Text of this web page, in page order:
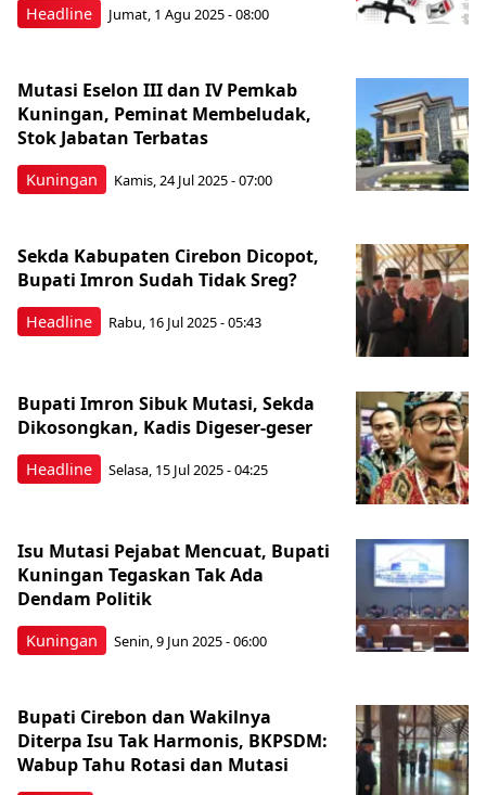
Headline Jumat, 1 Agu 2025 - 08:00
Kuningan
Mutasi Eselon III dan IV Pemkab
Kuningan, Peminat Membeludak,
Stok Jabatan Terbatas
Kamis, 24 Jul 2025 - 07:00
Headline
Sekda Kabupaten Cirebon Dicopot,
Bupati Imron Sudah Tidak Sreg?
Rabu, 16 Jul 2025 - 05:43
Headline
Bupati Imron Sibuk Mutasi, Sekda
Dikosongkan, Kadis Digeser-geser
Selasa, 15 Jul 2025 - 04:25
Kuningan
Isu Mutasi Pejabat Mencuat, Bupati
Kuningan Tegaskan Tak Ada
Dendam Politik
Senin, 9 Jun 2025 - 06:00
Bupati Cirebon dan Wakilnya
Diterpa Isu Tak Harmonis, BKPSDM:
Wabup Tahu Rotasi dan Mutasi